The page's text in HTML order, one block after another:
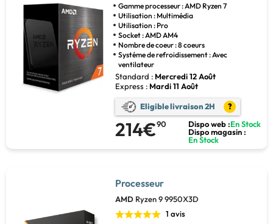
Gamme processeur : AMD Ryzen 7
Utilisation : Multimédia
Utilisation : Pro
Socket : AMD AM4
Nombre de coeur : 8 coeurs
Systéme de refroidissement : Avec
ventilateur
Standard : Mercredi 12 Août
Express : Mardi 11 Août
Eligible livraison 2H ?
214€90 Dispo web :En Stock
Dispo magasin :
En Stock
Processeur
AMD Ryzen 9 9950X3D
1 avis